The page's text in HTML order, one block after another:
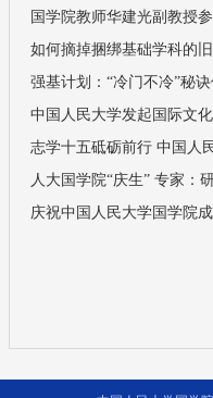
国学院教师华建光副教授
如何摘掉捆绑基础学科的
强基计划：“冷门不冷”秘
中国人民大学发起国际文
志学十五砥砺前行 中国人
人大国学院“庆生” 专家：
庆祝中国人民大学国学院